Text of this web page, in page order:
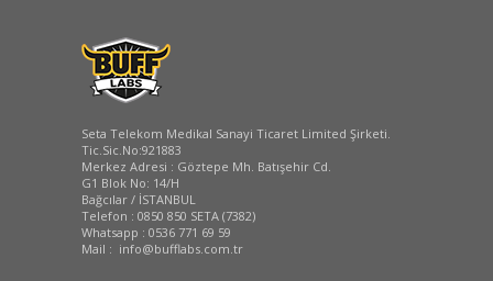
Seta Telekom Medikal Sanayi Ticaret Limited Şirketi.
Tic.Sic.No:921883
Merkez Adresi : Göztepe Mh. Batışehir Cd.
G1 Blok No: 14/H
Bağcılar / İSTANBUL
Telefon : 0850 850 SETA (7382)
Whatsapp : 0536 771 69 59
Mail : info@bufflabs.com.tr